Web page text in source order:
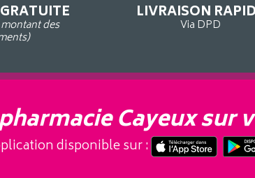
des
LIVRAISON
Via DPD
Cayeux sur
disponible sur :